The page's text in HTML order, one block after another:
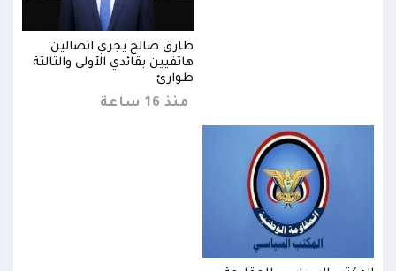
طارق صالح يجري اتصالين
هاتفيين بقائدي الأولى والثالثة
طوارئ
منذ 16 ساعة